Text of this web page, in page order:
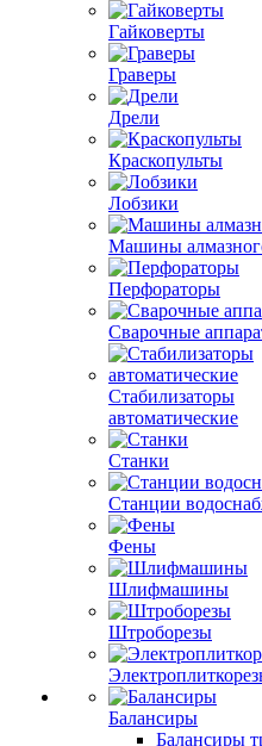
Гайковерты
Граверы
Дрели
Краскопульты
Лобзики
Машины
Перфораторы
Сварочные
Стабилизаторы
автоматические
Станки
Станции
Фены
Шлифмашины
Штроборезы
Балансиры
Балансиры